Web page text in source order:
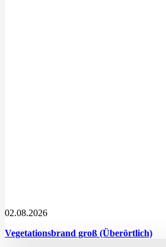
02.08.2026
Vegetationsbrand groß (Überörtlich)